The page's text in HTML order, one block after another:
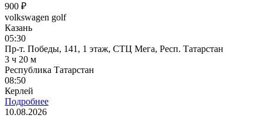
900 ₽
volkswagen golf
Казань
05:30
Пр-т. Победы, 141, 1 этаж, СТЦ Мега, Респ. Татарстан
3 ч 20 м
Республика Татарстан
08:50
Керлей
Подробнее
10.08.2026